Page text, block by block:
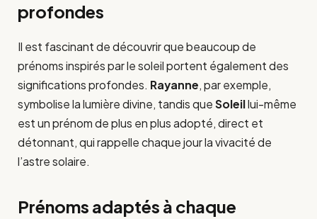
profondes
Il est fascinant de découvrir que beaucoup de
prénoms inspirés par le soleil portent également des
significations profondes. Rayanne, par exemple,
symbolise la lumière divine, tandis queSoleillui-même
est un prénom de plus en plus adopté, direct et
détonnant, qui rappelle chaque jour la vivacité de
l’astre solaire.
Prénoms adaptés à chaque